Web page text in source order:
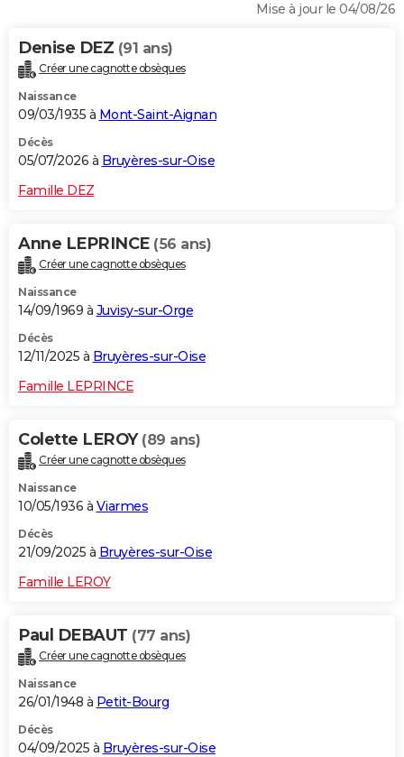
Alimentation
Guide de la santé
Maladies
Médicaments
Sommeil
VOYAGE
Destinations
City break
Voyage nature
Voyage de noces
Forum
Climat
+PHOTO
GUIDES D'ACHAT
BONS PLANS
CARTE DE VOEUX
Dictionnaire
Biographies
Citations
Expressions
Proverbes
PROGRAMME TV
COPAINS D'AVANT
S'inscrire
Se connecter
Lycées
Collèges
Primaires
Universités
Entreprises
Service militaire
Avis de recherche
AVIS DE DÉCÈS
Mise à jour le 04/08/26
Denise DEZ (91 ans)
Créer une cagnotte obsèques
Naissance
09/03/1935 à Mont-Saint-Aignan
Décès
05/07/2026 à Bruyères-sur-Oise
Famille DEZ
Anne LEPRINCE (56 ans)
Créer une cagnotte obsèques
Naissance
14/09/1969 à Juvisy-sur-Orge
Décès
12/11/2025 à Bruyères-sur-Oise
Famille LEPRINCE
Colette LEROY (89 ans)
Créer une cagnotte obsèques
Naissance
10/05/1936 à Viarmes
Décès
21/09/2025 à Bruyères-sur-Oise
Famille LEROY
Paul DEBAUT (77 ans)
Créer une cagnotte obsèques
Naissance
26/01/1948 à Petit-Bourg
Décès
04/09/2025 à Bruyères-sur-Oise